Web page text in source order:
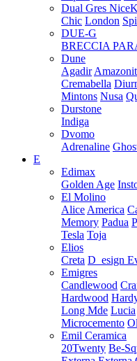
Dual Gres
Chic London
DUE-G
BRECCIA
Dune
Agadir
Cremabella
Mintons Nusa
Durstone
Indiga
Dvomo
Adrenaline
E
Edimax
Golden Age
El Molino
Alice America
Memory Padua
Tesla Toja
Elios
Creta D_esign
Emigres
Candlewood
Hardwood
Long Mde Lucia
Microcemento
Emil Ceramica
20Twenty Be-